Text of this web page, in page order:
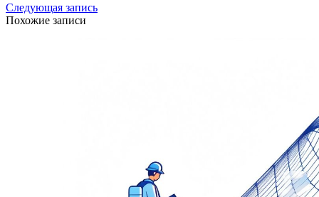
Следующая запись
Похожие записи